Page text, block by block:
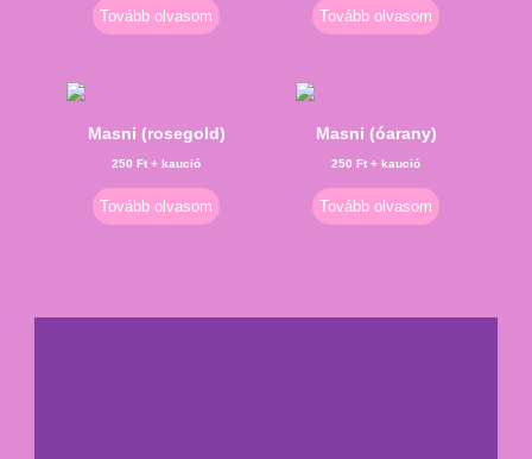
Tovább olvasom Tovább olvasom
Masni (rosegold)
250 Ft + kaució
Tovább olvasom
Masni (óarany)
250 Ft + kaució
Tovább olvasom